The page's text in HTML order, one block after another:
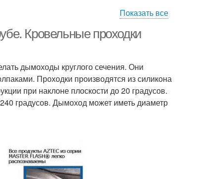
Показать все
Кровельные проходки
дымоходы круглого сечения. Они
Проходки производятся из силикона
при наклоне плоскости до 20 градусов.
градусов. Дымоход может иметь диаметр